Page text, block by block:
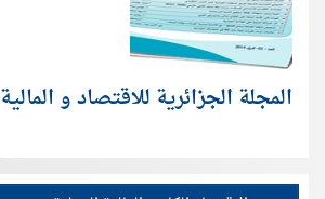
المجلة الجزائرية للاقتصاد و المالية